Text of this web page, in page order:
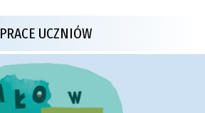
PRACE UCZNIÓW